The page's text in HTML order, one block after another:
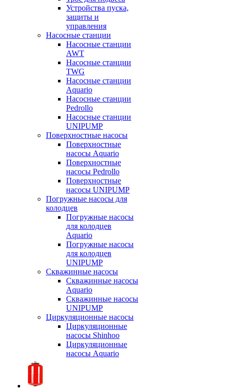
Устройства пуска,
защиты и
управления
Насосные станции
Насосные станции
AWT
Насосные станции
TWG
Насосные станции
Aquario
Насосные станции
Pedrollo
Насосные станции
UNIPUMP
Поверхностные насосы
Поверхностные
насосы Aquario
Поверхностные
насосы Pedrollo
Поверхностные
насосы UNIPUMP
Погружные насосы для
колодцев
Погружные насосы
для колодцев
Aquario
Погружные насосы
для колодцев
UNIPUMP
Скважинные насосы
Скважинные насосы
Aquario
Скважинные насосы
UNIPUMP
Циркуляционные насосы
Циркуляционные
насосы Shinhoo
Циркуляционные
насосы Aquario